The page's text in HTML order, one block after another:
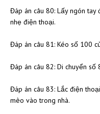
Đáp án câu 80: Lấy ngón tay
nhẹ điện thoại.
Đáp án câu 81: Kéo số 100
Đáp án câu 82: Di chuyển
Đáp án câu 83: Lắc điện
mèo vào trong nhà.